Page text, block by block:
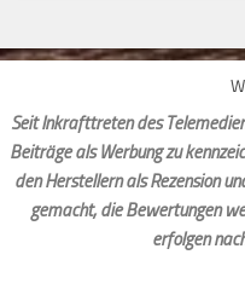
Seit Inkrafttreten des
Beiträge als Werbung zu
den Herstellern als Rezension
gemacht, die Bewertungen
erfolgen